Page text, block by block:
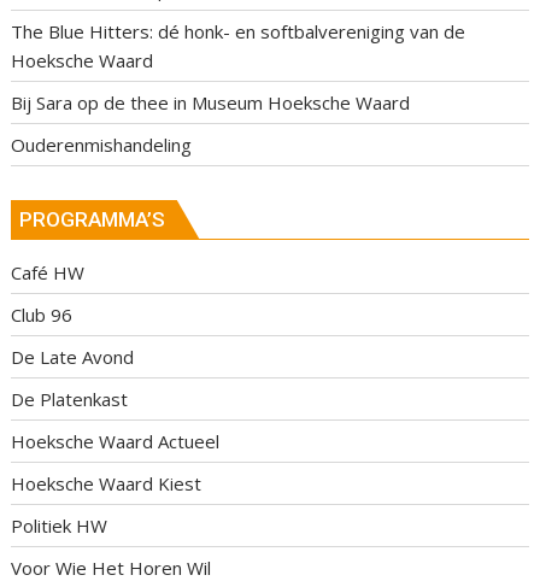
The Blue Hitters: dé honk- en softbalvereniging van de
Hoeksche Waard
Bij Sara op de thee in Museum Hoeksche Waard
Ouderenmishandeling
PROGRAMMA’S
Café HW
Club 96
De Late Avond
De Platenkast
Hoeksche Waard Actueel
Hoeksche Waard Kiest
Politiek HW
Voor Wie Het Horen Wil